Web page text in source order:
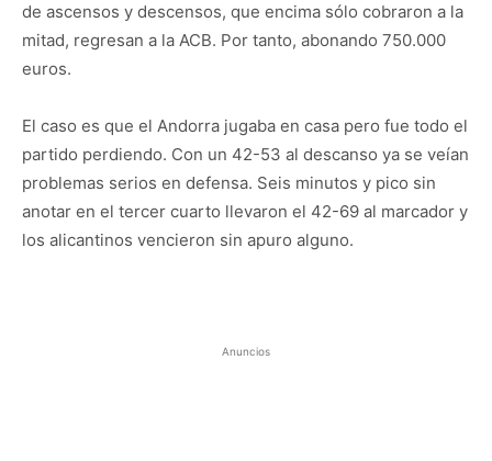
de ascensos y descensos, que encima sólo cobraron a la
mitad, regresan a la ACB. Por tanto, abonando 750.000
euros.
El caso es que el Andorra jugaba en casa pero fue todo el
partido perdiendo. Con un 42-53 al descanso ya se veían
problemas serios en defensa. Seis minutos y pico sin
anotar en el tercer cuarto llevaron el 42-69 al marcador y
los alicantinos vencieron sin apuro alguno.
Anuncios